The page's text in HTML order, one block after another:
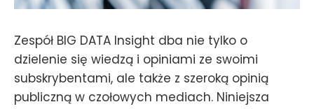
Zespół BIG DATA Insight dba nie tylko o
dzielenie się wiedzą i opiniami ze swoimi
subskrybentami, ale także z szeroką opinią
publiczną w czołowych mediach. Niniejsza